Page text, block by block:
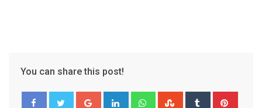
You can share this post!
Google+ LinkedIn WhatsappStumbleUpon
Tumblr